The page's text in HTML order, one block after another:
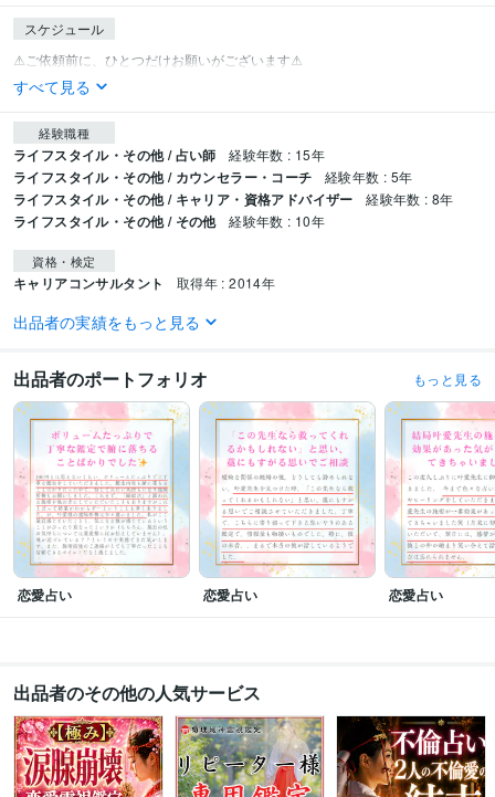
スケジュール
すべて見る
経験職種
ライフスタイル・その他 / 占い師 経験年数 : 15年
ライフスタイル・その他 / カウンセラー・コーチ 経験年数 : 5年
ライフスタイル・その他 / キャリア・資格アドバイザー 経験年数 : 8年
ライフスタイル・その他 / その他 経験年数 : 10年
資格・検定
キャリアコンサルタント 取得年 : 2014年
得意分野
鑑定
◆ 片想成就霊視鑑定
縁・復縁・恋愛成就） ◆ 継続祈念
◆ 龍神鑑定（復縁・恋愛成就・音信不
通）
◆ 守護龍結び
占い 恋愛・結婚カウンセリング 不倫・秘密の恋カウンセリング 離婚・
縁切りカウンセリング
カウンセリング（お仕事・金運上昇）
学歴
國學院大學 2000年3月 ~ 2004年2月
語学力
英語 ビジネスレベル
出品者の実績をもっと見る
出品者のポートフォリオ もっと見る
恋愛占い 恋愛占い 恋愛占い
出品者のその他の人気サービス